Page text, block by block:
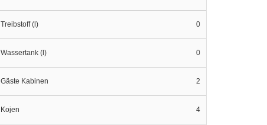
Treibstoff (l) 0
Wassertank (l) 0
Gäste Kabinen 2
Kojen 4